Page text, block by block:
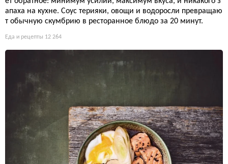
апаха на кухне. Соус терияки, овощи и водоросли превращаю
т обычную скумбрию в ресторанное блюдо за 20 минут.
Еда и рецепты 12 264